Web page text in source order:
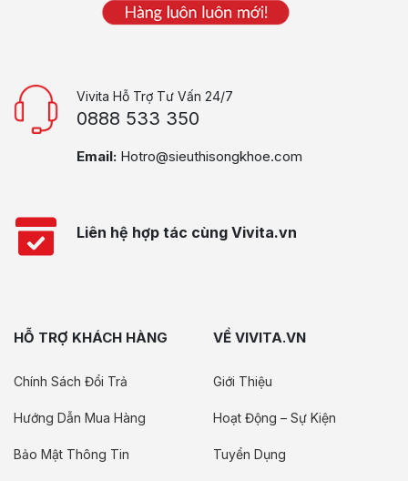
Vivita Hỗ Trợ Tư Vấn 24/7
0888 533 350
Email: Hotro@sieuthisongkhoe.com
Liên hệ hợp tác cùng Vivita.vn
HỖ TRỢ KHÁCH HÀNG
Chính Sách Đổi Trả
Hướng Dẫn Mua Hàng
Bảo Mật Thông Tin
VỀ VIVITA.VN
Giới Thiệu
Hoạt Động – Sự Kiện
Tuyển Dụng